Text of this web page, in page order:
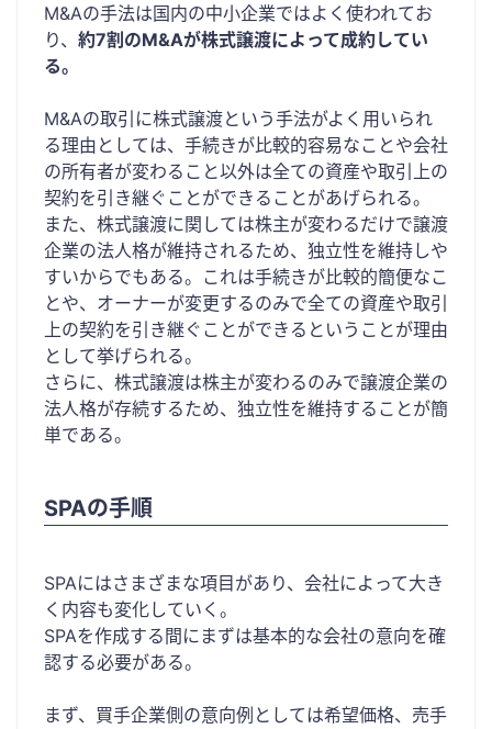
M&Aの手法は国内の中小企業ではよく使われてお
り、 約7割のM&Aが株式譲渡によって成約してい
る。
M&Aの取引に株式譲渡という手法がよく用いられ
る理由としては、手続きが比較的容易なことや会社
の所有者が変わること以外は全ての資産や取引上の
契約を引き継ぐことができることがあげられる。
また、株式譲渡に関しては株主が変わるだけで譲渡
企業の法人格が維持されるため、独立性を維持しや
すいからでもある。これは手続きが比較的簡便なこ
とや、オーナーが変更するのみで全ての資産や取引
上の契約を引き継ぐことができるということが理由
として挙げられる。
さらに、株式譲渡は株主が変わるのみで譲渡企業の
法人格が存続するため、独立性を維持することが簡
単である。
SPAの手順
SPAにはさまざまな項目があり、会社によって大き
く内容も変化していく。
SPAを作成する間にまずは基本的な会社の意向を確
認する必要がある。
まず、買手企業側の意向例としては希望価格、売手